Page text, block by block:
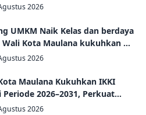
Wujudkan PAUD
2026
UMKM Naik Kelas dan berdaya
UMKM Binaan
2026
Maulana Kukuhkan IKKI
Periode 2026–2031, Perkuat
dan Kolaborasi dalam
2026